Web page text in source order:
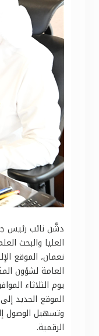
دشَّن نائب رئيس
العليا والبحث
نعمان، الموقع
العامة لشؤون
الموقع الجديد
وتسهيل الوصول
الرقمية.